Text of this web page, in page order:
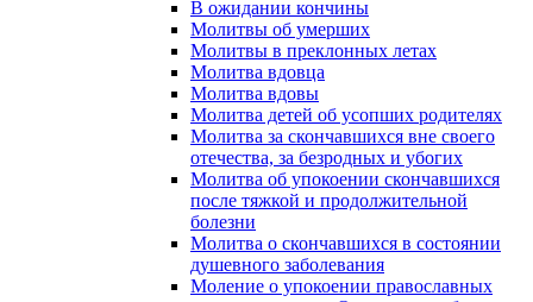
В ожидании кончины
Молитвы об умерших
Молитвы в преклонных летах
Молитва вдовца
Молитва вдовы
Молитва детей об усопших родителях
Молитва за скончавшихся вне своего
отечества, за безродных и убогих
Молитва об упокоении скончавшихся
после тяжкой и продолжительной
болезни
Молитва о скончавшихся в состоянии
душевного заболевания
Моление о упокоении православных